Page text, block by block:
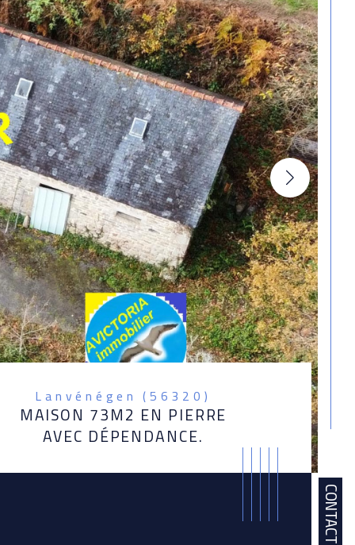
CONTACT
Lanvénégen (56320)
MAISON 73M2 EN PIERRE
AVEC DÉPENDANCE.